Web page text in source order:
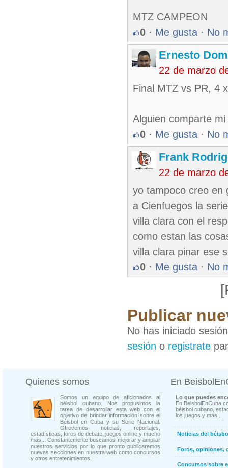
MTZ CAMPEON
0 · Me gusta · No
Ernesto
22 de marzo
Final MTZ vs PR, 4
Alguien comparte
0 · Me gusta · No
Frank
22 de marzo
yo tampoco creo en
a Cienfuegos la
villa clara con el
como estan las
villa clara pinar ese
0 · Me gusta · No
Publicar
No has iniciado
sesión o registrate
Quienes somos
Somos un equipo de aficionados al
béisbol cubano. Nos propusimos la
tarea de desarrollar esta web con el
objetivo de brindar información sobre el
Béisbol en Cuba y su Serie Nacional.
Ofrecemos noticias, reportajes,
estadísticas, foros de debate, juegos online y mucho
más... Constantemente buscamos mejorar y ampliar
nuestros servicios por lo que pronto publicaremos
nuevas secciones en nuestra web como concursos
y otros entretenimientos.
En
Lo que puedes
En
béisbol cubano,
los juegos y más...
Noticias del
Foros, opiniones,
Concursos sobre